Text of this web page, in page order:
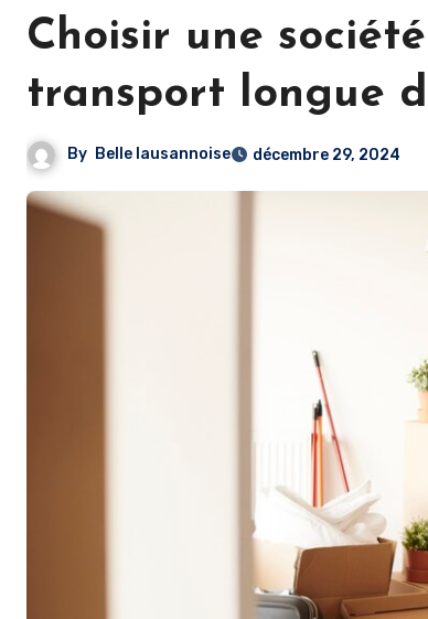
Choisir une
transport longue
By Belle lausannoise décembre 29, 2024